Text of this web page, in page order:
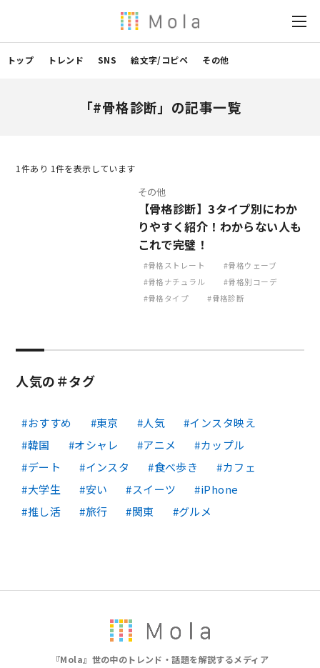
トップ トレンド SNS 絵文字/コピペ その他
「#骨格診断」の記事一覧
1 件あり 1件を表示しています
その他
【骨格診断】3タイプ別にわか
りやすく紹介！わからない人も
これで完璧！
骨格ストレート
骨格ウェーブ
骨格ナチュラル
骨格別コーデ
骨格タイプ
骨格診断
人気の＃タグ
おすすめ 東京 人気
インスタ映え
韓国
オシャレ アニメ
カップル
デート
インスタ 食べ歩き
カフェ
大学生
安い スイーツ
iPhone
推し活
旅行 関東 グルメ
『Mola』世の中のトレンド・話題を解説するメディア